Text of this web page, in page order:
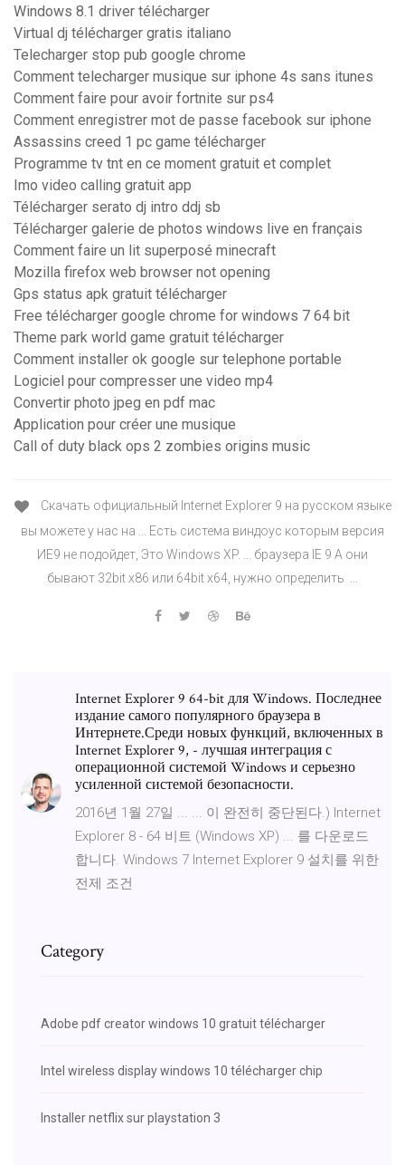
Windows 8.1 driver télécharger
Virtual dj télécharger gratis italiano
Telecharger stop pub google chrome
Comment telecharger musique sur iphone 4s sans itunes
Comment faire pour avoir fortnite sur ps4
Comment enregistrer mot de passe facebook sur iphone
Assassins creed 1 pc game télécharger
Programme tv tnt en ce moment gratuit et complet
Imo video calling gratuit app
Télécharger serato dj intro ddj sb
Télécharger galerie de photos windows live en français
Comment faire un lit superposé minecraft
Mozilla firefox web browser not opening
Gps status apk gratuit télécharger
Free télécharger google chrome for windows 7 64 bit
Theme park world game gratuit télécharger
Comment installer ok google sur telephone portable
Logiciel pour compresser une video mp4
Convertir photo jpeg en pdf mac
Application pour créer une musique
Call of duty black ops 2 zombies origins music
Скачать официальный Internet Explorer 9 на русском языке
вы можете у нас на ... Есть система виндоус которым версия
ИЕ9 не подойдет, Это Windows XP. ... браузера IE 9 А они
бывают 32bit x86 или 64bit x64, нужно определить ...
Internet Explorer 9 64-bit для Windows. Последнее
издание самого популярного браузера в
Интернете.Среди новых функций, включенных в
Internet Explorer 9, - лучшая интеграция с
операционной системой Windows и серьезно
усиленной системой безопасности.
2016년 1월 27일 ... ... 이 완전히 중단된다.) Internet
Explorer 8 - 64 비트 (Windows XP) ... 를 다운로드
합니다. Windows 7 Internet Explorer 9 설치를 위한
전제 조건
Category
Adobe pdf creator windows 10 gratuit télécharger
Intel wireless display windows 10 télécharger chip
Installer netflix sur playstation 3